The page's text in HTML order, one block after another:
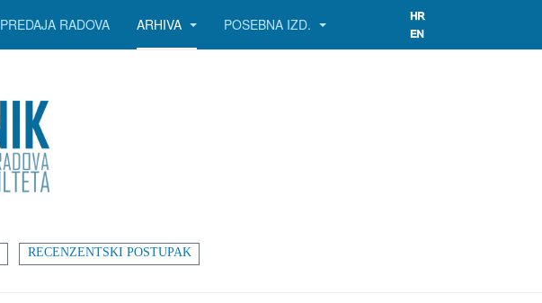
RECENZENTSKI POSTUPAK
PREDAJA RADOVA ARHIVA POSEBNA IZD.